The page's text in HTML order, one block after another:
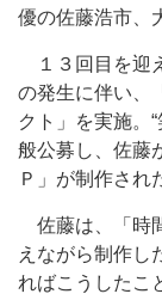
優の佐藤浩市、
１３回目を迎
の発生に伴い、
クト」を実施。
般公募し、佐藤
Ｐ」が制作され
佐藤は、「時
えながら制作し
ればこうしたこ